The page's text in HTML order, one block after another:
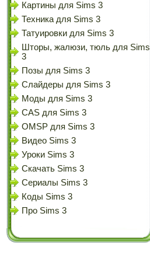
Картины для Sims 3
Техника для Sims 3
Татуировки для Sims 3
Шторы, жалюзи, тюль для Sims
3
Позы для Sims 3
Слайдеры для Sims 3
Моды для Sims 3
CAS для Sims 3
OMSP для Sims 3
Видео Sims 3
Уроки Sims 3
Скачать Sims 3
Сериалы Sims 3
Коды Sims 3
Про Sims 3